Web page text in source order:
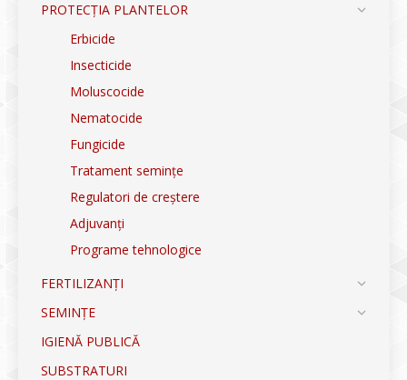
PROTECȚIA PLANTELOR
Erbicide
Insecticide
Moluscocide
Nematocide
Fungicide
Tratament semințe
Regulatori de creștere
Adjuvanți
Programe tehnologice
FERTILIZANȚI
SEMINȚE
IGIENĂ PUBLICĂ
SUBSTRATURI